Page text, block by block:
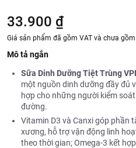
33.900 ₫
Giá sản phẩm đã gồm VAT và chưa
Mô tả ngắn
Sữa Dinh Dưỡng Tiệt Trùng
một nguồn dinh dưỡng đầy đủ
hợp cho những người kiểm
đường.
Vitamin D3 và Canxi góp phần
xương, hỗ trợ vận động linh
theo thời gian; Omega-3 kết